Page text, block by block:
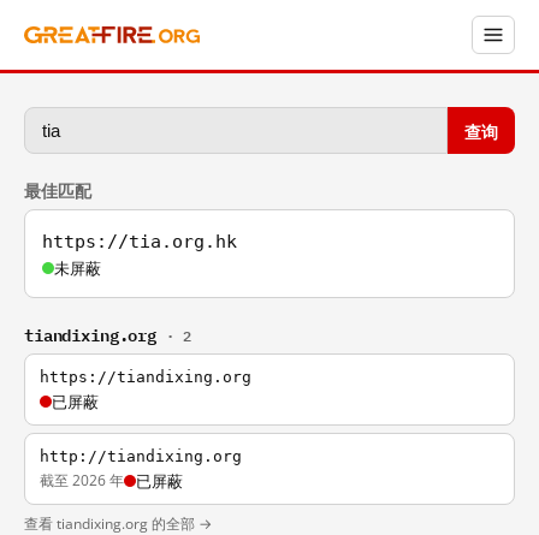
查询
最佳匹配
https://tia.org.hk
未屏蔽
tiandixing.org · 2
https://tiandixing.org
已屏蔽
http://tiandixing.org
截至 2026 年 已屏蔽
查看 tiandixing.org 的全部 →